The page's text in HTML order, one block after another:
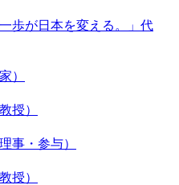
歩が日本を変える。」代
）
授）
事・参与）
授）